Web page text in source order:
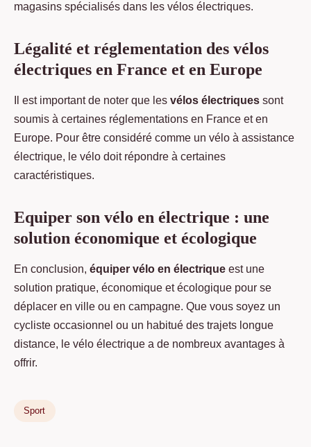
magasins spécialisés dans les vélos électriques.
Légalité et réglementation des vélos
électriques en France et en Europe
Il est important de noter que les vélos électriques sont
soumis à certaines réglementations en France et en
Europe. Pour être considéré comme un vélo à assistance
électrique, le vélo doit répondre à certaines
caractéristiques.
Equiper son vélo en électrique : une
solution économique et écologique
En conclusion, équiper vélo en électrique est une
solution pratique, économique et écologique pour se
déplacer en ville ou en campagne. Que vous soyez un
cycliste occasionnel ou un habitué des trajets longue
distance, le vélo électrique a de nombreux avantages à
offrir.
Sport